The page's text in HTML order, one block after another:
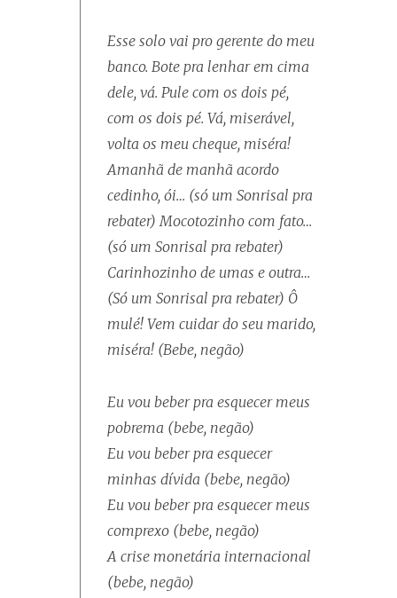
Esse solo vai pro gerente do meu
banco. Bote pra lenhar em cima
dele, vá. Pule com os dois pé,
com os dois pé. Vá, miserável,
volta os meu cheque, miséra!
Amanhã de manhã acordo
cedinho, ói… (só um Sonrisal pra
rebater) Mocotozinho com fato…
(só um Sonrisal pra rebater)
Carinhozinho de umas e outra…
(Só um Sonrisal pra rebater) Ô
mulé! Vem cuidar do seu marido,
miséra! (Bebe, negão)
Eu vou beber pra esquecer meus
pobrema (bebe, negão)
Eu vou beber pra esquecer
minhas dívida (bebe, negão)
Eu vou beber pra esquecer meus
comprexo (bebe, negão)
A crise monetária internacional
(bebe, negão)